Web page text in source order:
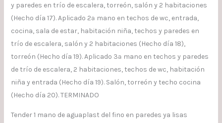
y paredes en trío de escalera, torreón, salón y 2 habitaciones
(Hecho día 17). Aplicado 2ª mano en techos de wc, entrada,
cocina, sala de estar, habitación niña, techos y paredes en
trío de escalera, salón y 2 habitaciones (Hecho día 18),
torreón (Hecho día 19). Aplicado 3ª mano en techos y paredes
de trío de escalera, 2 habitaciones, techos de wc, habitación
niña y entrada (Hecho día 19). Salón, torreón y techo cocina
(Hecho día 20). TERMINADO
Tender 1 mano de aguaplast del fino en paredes ya lisas